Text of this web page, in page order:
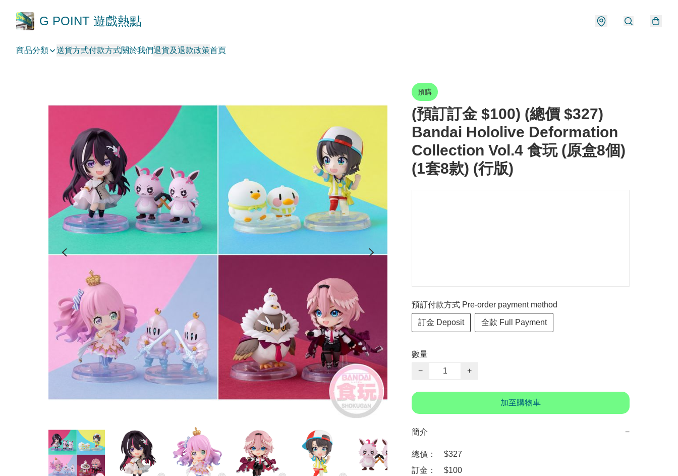
G POINT 遊戲熱點
商品分類 送貨方式付款方式關於我們退貨及退款政策首頁
預購
(預訂訂金 $100) (總價 $327)
Bandai Hololive Deformation
Collection Vol.4 食玩 (原盒8個)
(1套8款) (行版)
預訂付款方式 Pre-order payment method
訂金 Deposit 全款 Full Payment
數量
−
+
加至購物車
簡介 −
總價：　$327
訂金：　$100